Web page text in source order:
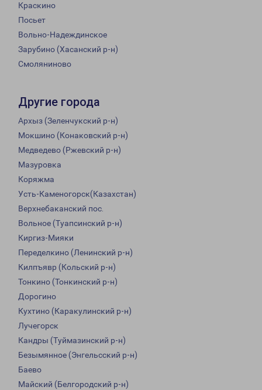
Краскино
Посьет
Вольно-Надеждинское
Зарубино (Хасанский р-н)
Смоляниново
Другие города
Архыз (Зеленчукский р-н)
Мокшино (Конаковский р-н)
Медведево (Ржевский р-н)
Мазуровка
Коряжма
Усть-Каменогорск(Казахстан)
Верхнебаканский пос.
Вольное (Туапсинский р-н)
Киргиз-Мияки
Переделкино (Ленинский р-н)
Килпъявр (Кольский р-н)
Тонкино (Тонкинский р-н)
Дорогино
Кухтино (Каракулинский р-н)
Лучегорск
Кандры (Туймазинский р-н)
Безымянное (Энгельсский р-н)
Баево
Майский (Белгородский р-н)